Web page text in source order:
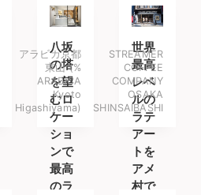
が味
わえ
るカ
フェ
ず騒
げる
宿泊
施設
が誕
生
八坂
の塔
を望
むロ
ケー
ショ
ンで
最高
のラ
アラビカ京都
東山 (%
ARABICA
Kyoto
Higashiyama)
世界
最高
レベ
ルの
ラテ
アー
トを
アメ
村で
STREAMER
COFFEE
COMPANY
OSAKA
SHINSAIBASHI